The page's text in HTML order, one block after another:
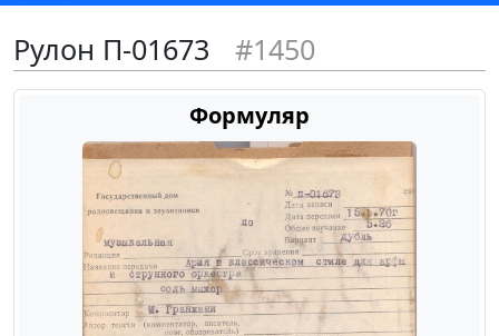
Рулон П-01673 #1450
Формуляр